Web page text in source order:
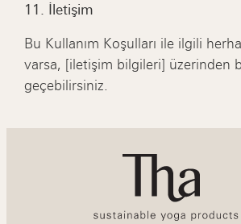
11. İletişim
Bu Kullanım Koşulları ile ilgili
varsa, [iletişim bilgileri] üzerinden
geçebilirsiniz.